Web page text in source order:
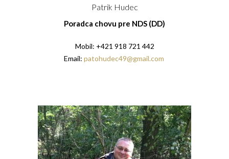
VÝCVIKOVÉ DNI 2025
INZERCIA
KONTAKT
Patrik Hudec
Poradca chovu pre NDS (DD)
Mobil: +421 918 721 442
Email: patohudec49@gmail.com